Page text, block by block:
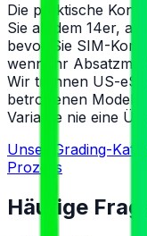
Die praktische
Sie ab dem 14er,
bevor Sie SIM-
wenn Ihr
Wir trennen US-
betroffenen
Variante nie eine
Unser Grading-
Prozess
Häufige